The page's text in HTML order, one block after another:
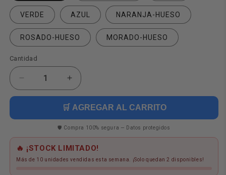
VERDE AZUL NARANJA-HUESO
ROSADO-HUESO MORADO-HUESO
Cantidad
Cantidad
Reducir
cantidad
Pasta
Hueso
Jeringa
Aumentar
cantidad
para
Lapiz
Pasta
Hueso
Jeringa
🛒 AGREGAR AL CARRITO
🛡️ Compra 100% segura — Datos protegidos
🔥 ¡STOCK LIMITADO!
Más de 10 unidades vendidas esta semana. ¡Solo quedan 2 disponibles!